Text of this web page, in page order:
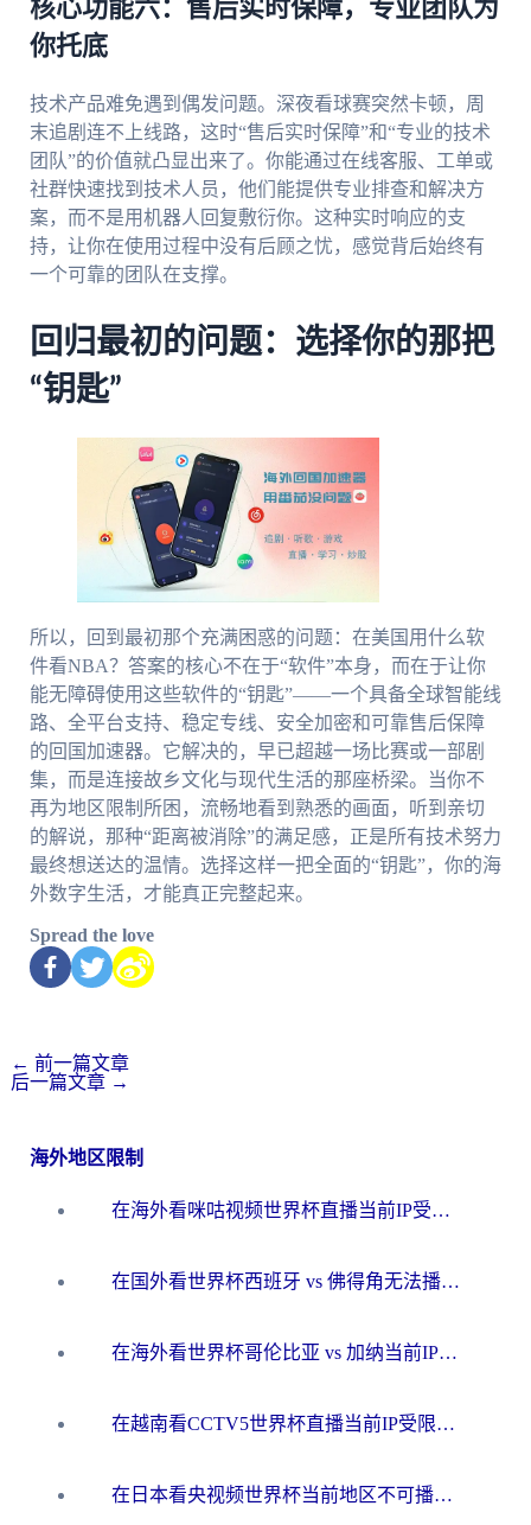
核心功能六：售后实时保障，专业团队为
你托底
技术产品难免遇到偶发问题。深夜看球赛突然卡顿，周
末追剧连不上线路，这时“售后实时保障”和“专业的技术
团队”的价值就凸显出来了。你能通过在线客服、工单或
社群快速找到技术人员，他们能提供专业排查和解决方
案，而不是用机器人回复敷衍你。这种实时响应的支
持，让你在使用过程中没有后顾之忧，感觉背后始终有
一个可靠的团队在支撑。
回归最初的问题：选择你的那把
“钥匙”
所以，回到最初那个充满困惑的问题：在美国用什么软
件看NBA？答案的核心不在于“软件”本身，而在于让你
能无障碍使用这些软件的“钥匙”——一个具备全球智能线
路、全平台支持、稳定专线、安全加密和可靠售后保障
的回国加速器。它解决的，早已超越一场比赛或一部剧
集，而是连接故乡文化与现代生活的那座桥梁。当你不
再为地区限制所困，流畅地看到熟悉的画面，听到亲切
的解说，那种“距离被消除”的满足感，正是所有技术努力
最终想送达的温情。选择这样一把全面的“钥匙”，你的海
外数字生活，才能真正完整起来。
Spread the love
← 前一篇文章
后一篇文章 →
海外地区限制
在海外看咪咕视频世界杯直播当前IP受限制？这篇指南帮你搞定所有体育赛事观看难题
在国外看世界杯西班牙 vs 佛得角无法播放？这篇指南帮你解锁所有中文体育直播
在海外看世界杯哥伦比亚 vs 加纳当前IP受限制？这篇指南帮你流畅看中文解说赛事
在越南看CCTV5世界杯直播当前IP受限制？海外党体育观赛终极指南来了
在日本看央视频世界杯当前地区不可播放？海外党体育观赛终极指南